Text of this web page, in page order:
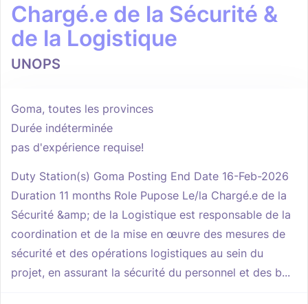
Chargé.e de la Sécurité &
de la Logistique
UNOPS
Goma, toutes les provinces
Durée indéterminée
pas d'expérience requise!
Duty Station(s) Goma Posting End Date 16-Feb-2026
Duration 11 months Role Pupose Le/la Chargé.e de la
Sécurité &amp; de la Logistique est responsable de la
coordination et de la mise en œuvre des mesures de
sécurité et des opérations logistiques au sein du
projet, en assurant la sécurité du personnel et des b...